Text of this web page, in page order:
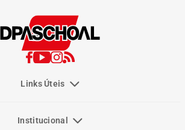
Links Úteis
Institucional